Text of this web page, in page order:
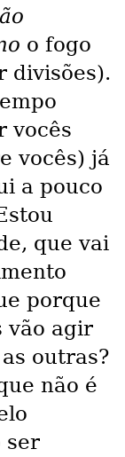
o fogo
divisões).
vocês
vocês) já
a pouco
que vai
porque
vão agir
outras?
não é
ser